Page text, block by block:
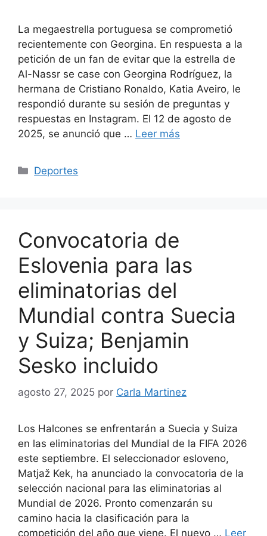
La megaestrella portuguesa se comprometió
recientemente con Georgina. En respuesta a la
petición de un fan de evitar que la estrella de
Al-Nassr se case con Georgina Rodríguez, la
hermana de Cristiano Ronaldo, Katia Aveiro, le
respondió durante su sesión de preguntas y
respuestas en Instagram. El 12 de agosto de
2025, se anunció que … Leer más
Categorías
Deportes
Convocatoria de
Eslovenia para las
eliminatorias del
Mundial contra Suecia
y Suiza; Benjamin
Sesko incluido
agosto 27, 2025 por Carla Martinez
Los Halcones se enfrentarán a Suecia y Suiza
en las eliminatorias del Mundial de la FIFA 2026
este septiembre. El seleccionador esloveno,
Matjaž Kek, ha anunciado la convocatoria de la
selección nacional para las eliminatorias al
Mundial de 2026. Pronto comenzarán su
camino hacia la clasificación para la
competición del año que viene. El nuevo … Leer